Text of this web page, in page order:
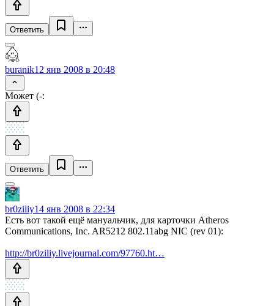
Ответить
buranik12 янв 2008 в 20:48
Может (-:
Ответить
br0ziliy14 янв 2008 в 22:34
Есть вот такой ещё мануальчик, для карточки Atheros
Communications, Inc. AR5212 802.11abg NIC (rev 01):
http://br0ziliy.livejournal.com/97760.ht…